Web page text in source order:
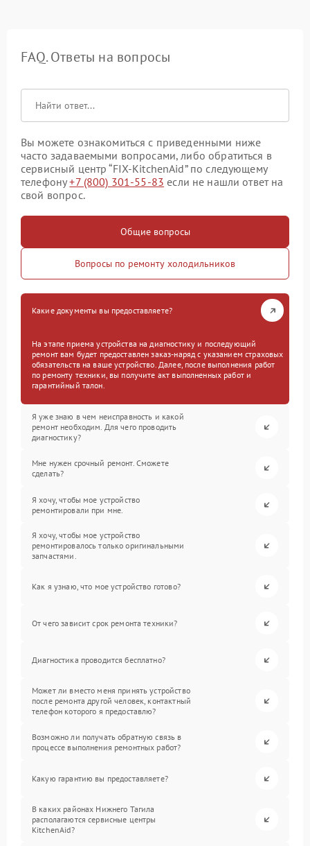
FAQ. Ответы на вопросы
Вы можете ознакомиться с приведенными ниже
часто задаваемыми вопросами, либо обратиться в
сервисный центр “FIX-KitchenAid” по следующему
телефону+7 (800) 301-55-83 если не нашли ответ на
свой вопрос.
Общие вопросы
Вопросы по ремонту холодильников
Какие документы вы предоставляете?
На этапе приема устройства на диагностику и последующий
ремонт вам будет предоставлен заказ-наряд с указанием страховых
обязательств на ваше устройство. Далее, после выполнения работ
по ремонту техники, вы получите акт выполненных работ и
гарантийный талон.
Я уже знаю в чем неисправность и какой
ремонт необходим. Для чего проводить
диагностику?
Мне нужен срочный ремонт. Сможете
сделать?
Я хочу, чтобы мое устройство
ремонтировали при мне.
Я хочу, чтобы мое устройство
ремонтировалось только оригинальными
запчастями.
Как я узнаю, что мое устройство готово?
От чего зависит срок ремонта техники?
Диагностика проводится бесплатно?
Может ли вместо меня принять устройство
после ремонта другой человек, контактный
телефон которого я предоставлю?
Возможно ли получать обратную связь в
процессе выполнения ремонтных работ?
Какую гарантию вы предоставляете?
В каких районах Нижнего Тагила
располагаются сервисные центры
KitchenAid?